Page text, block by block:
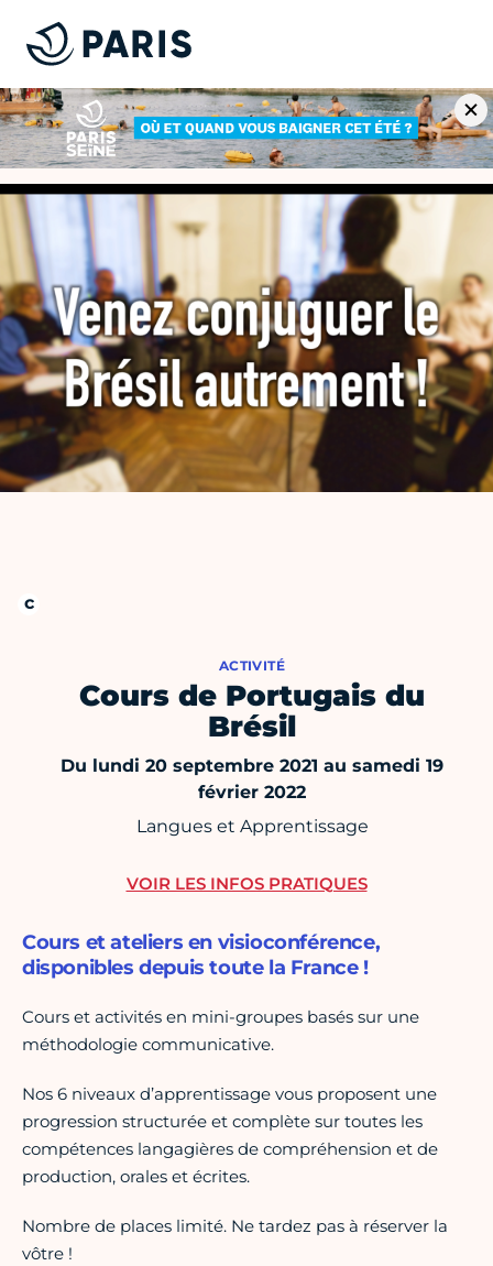
ACTIVITÉ
Cours de Portugais du
Brésil
Du lundi 20 septembre 2021 au samedi 19
février 2022
Langues et Apprentissage
Cours et ateliers en visioconférence,
disponibles depuis toute la France !
Cours et activités en mini-groupes basés sur une
méthodologie communicative.
Nos 6 niveaux d’apprentissage vous proposent une
progression structurée et complète sur toutes les
compétences langagières de compréhension et de
production, orales et écrites.
Nombre de places limité. Ne tardez pas à réserver la
vôtre !
VOIR LES INFOS PRATIQUES